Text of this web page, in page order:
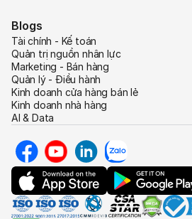
Blogs
Tài chính - Kế toán
Quản trị nguồn nhân lực
Marketing - Bán hàng
Quản lý - Điều hành
Kinh doanh cửa hàng bán lẻ
Kinh doanh nhà hàng
AI & Data